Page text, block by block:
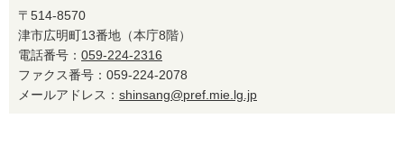
〒514-8570
津市広明町13番地（本庁8階）
電話番号： 059-224-2316
ファクス番号：059-224-2078
メールアドレス： shinsang@pref.mie.lg.jp